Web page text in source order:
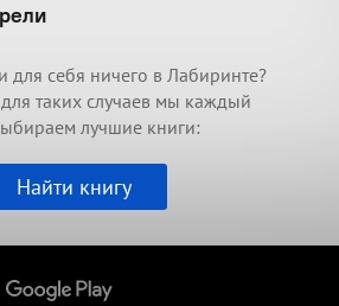
для себя ничего в Лабиринте?
таких случаев мы каждый
лучшие книги:
Найти книгу